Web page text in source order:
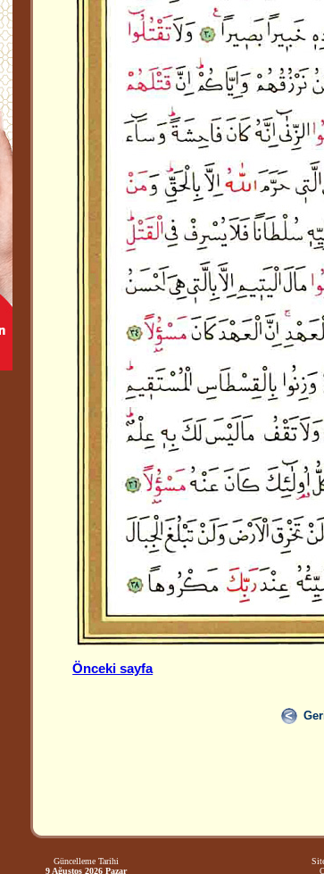
Önceki sayfa
Güncelleme Tarihi
9 Ağustos 2026 Pazar